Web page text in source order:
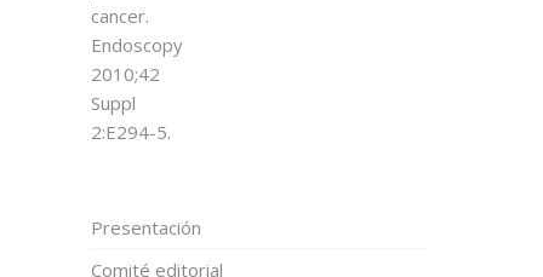
cancer.
Endoscopy
2010;42
Suppl
2:E294-5.
Presentación
Comité editorial